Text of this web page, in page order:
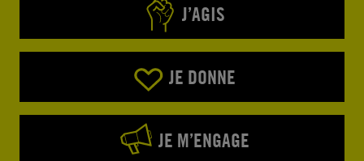
J’AGIS
JE DONNE
JE M’ENGAGE